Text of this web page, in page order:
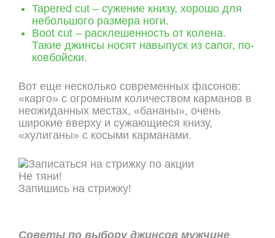
Tapered cut – сужение книзу, хорошо для
небольшого размера ноги.
Boot cut – расклешенность от колена.
Такие джинсы носят навыпуск из сапог, по-
ковбойски.
Вот еще несколько современных фасонов:
«карго» с огромным количеством карманов в
неожиданных местах, «бананы», очень
широкие вверху и сужающиеся книзу,
«хулиганы» с косыми карманами.
Не тяни!
Запишись на стрижку!
Советы по выбору джинсов мужчине